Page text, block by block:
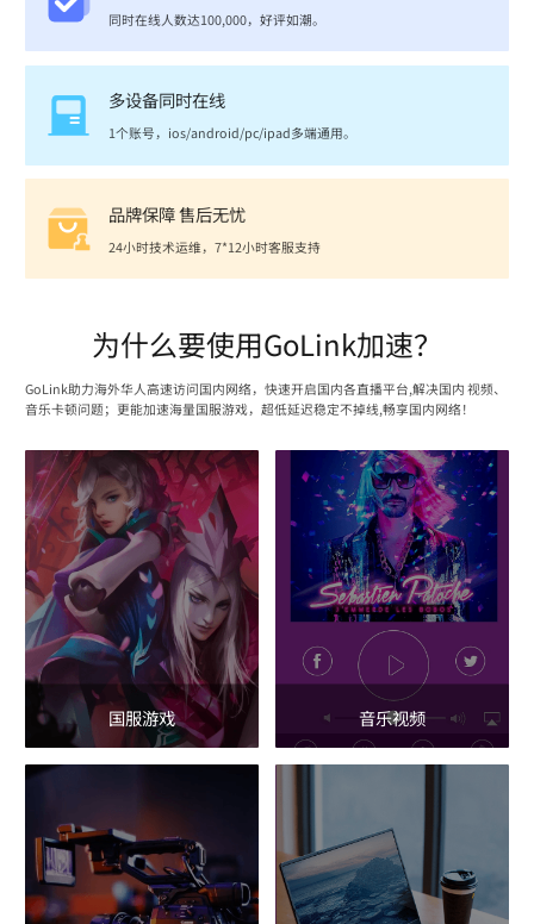
同时在线人数达100,000，好评如潮。
多设备同时在线
1个账号，ios/android/pc/ipad多端通用。
品牌保障 售后无忧
24小时技术运维，7*12小时客服支持
为什么要使用GoLink加速？
GoLink助力海外华人高速访问国内网络，快速开启国内各直播平台,解决国内 视频、
音乐卡顿问题；更能加速海量国服游戏，超低延迟稳定不掉线,畅享国内网络！
国服游戏 音乐视频